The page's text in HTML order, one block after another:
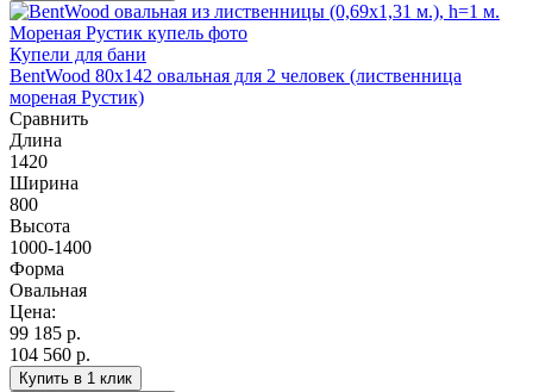
Купели для бани
BentWood 80х142 овальная для 2 человек (лиственница
мореная Рустик)
Сравнить
Длина
1420
Ширина
800
Высота
1000-1400
Форма
Овальная
Цена:
99 185 р.
104 560 р.
Купить в 1 клик